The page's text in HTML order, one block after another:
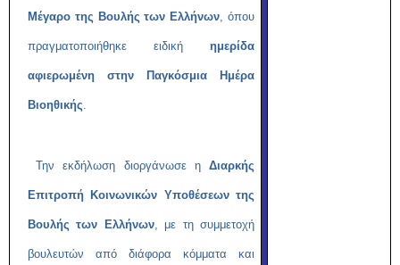
Μέγαρο της Βουλής των Ελλήνων, όπου
πραγματοποιήθηκε ειδική ημερίδα
αφιερωμένη στην Παγκόσμια Ημέρα
Βιοηθικής.
Την εκδήλωση διοργάνωσε η Διαρκής
Επιτροπή Κοινωνικών Υποθέσεων της
Βουλής των Ελλήνων, με τη συμμετοχή
βουλευτών από διάφορα κόμματα και